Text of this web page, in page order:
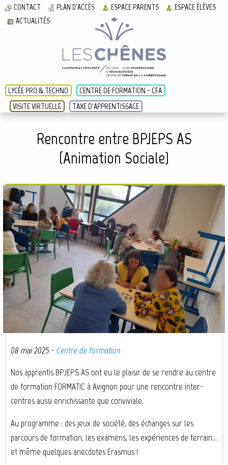
LYCÉE PRO & TECHNO
CENTRE DE FORMATION - CFA
VISITE VIRTUELLE
TAXE D'APPRENTISSAGE
CONTACT PLAN D'ACCÈS ESPACE PARENTS
ESPACE ÉLÈVES
ACTUALITÉS
Rencontre entre BPJEPS AS
(Animation Sociale)
08 mai 2025 · Centre de formation
Nos apprentis BPJEPS AS ont eu le plaisir de se rendre au centre
de formation FORMATIC à Avignon pour une rencontre inter-
centres aussi enrichissante que conviviale.
Au programme : des jeux de société, des échanges sur les
parcours de formation, les examens, les expériences de terrain…
et même quelques anecdotes Erasmus !